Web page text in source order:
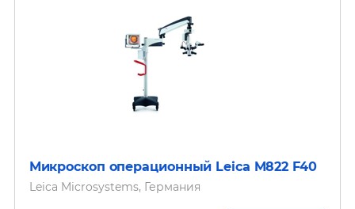
Микроскоп операционный Leica M822 F40
Leica Microsystems, Германия